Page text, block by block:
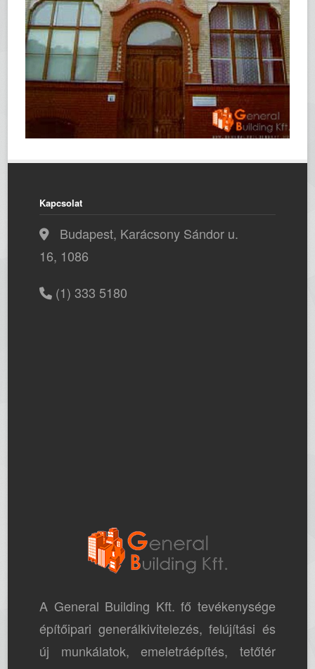
Kapcsolat
Budapest, Karácsony Sándor u.
16, 1086
(1) 333 5180
A General Building Kft. fő tevékenysége
építőipari generálkivitelezés, felújítási és
új munkálatok, emeletráépítés, tetőtér